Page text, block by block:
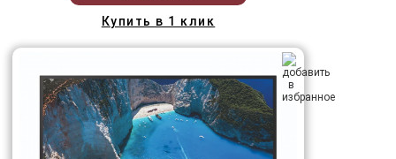
Купить в 1 клик